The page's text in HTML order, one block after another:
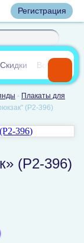
Регистрация
Скидки Вопросы и
- Плакаты для
(P2-396)
(P2-396)